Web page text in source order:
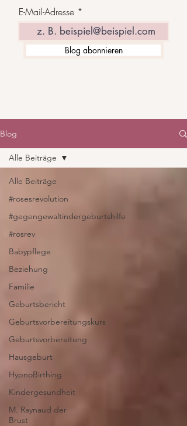
E-Mail-Adresse
Blog abonnieren
Blog
Alle Beiträge
#rosesrevolution
#gegengewaltindergeburtshilfe
#rosrev
Babypflege
Beziehung
Familie
Geburtsbericht
Geburtsvorbereitungskurs
Geburtsvorbereitung
Hausgeburt
HypnoBirthing
Kindergesundheit
M. Raynaud der
Brust
Alle Beiträge